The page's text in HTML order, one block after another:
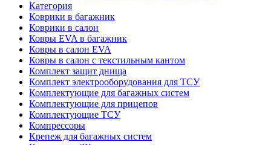
Категория
Коврики в багажник
Коврики в салон
Ковры EVA в багажник
Ковры в салон EVA
Ковры в салон с текстильным кантом
Комплект защит днища
Комплект электрооборудования для ТСУ
Комплектующие для багажных систем
Комплектующие для прицепов
Комплектующие ТСУ
Компрессоры
Крепеж для багажных систем